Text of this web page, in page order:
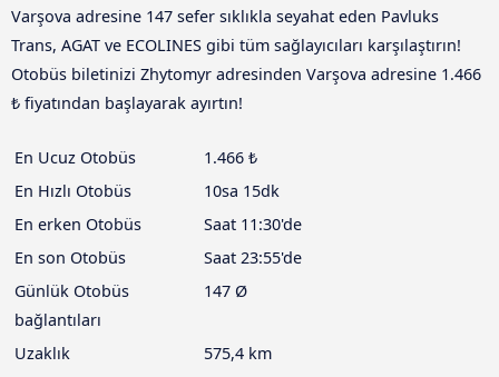
Varşova adresine 147 sefer sıklıkla seyahat eden Pavluks
Trans, AGAT ve ECOLINES gibi tüm sağlayıcıları karşılaştırın!
Otobüs biletinizi Zhytomyr adresinden Varşova adresine 1.466
₺ fiyatından başlayarak ayırtın!
En Ucuz Otobüs
1.466 ₺
En Hızlı Otobüs
10sa 15dk
En erken Otobüs
Saat 11:30'de
En son Otobüs
Saat 23:55'de
Günlük Otobüs
bağlantıları
147 Ø
Uzaklık
575,4 km